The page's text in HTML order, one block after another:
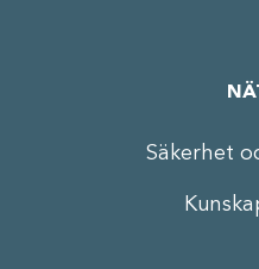
Säkerhet